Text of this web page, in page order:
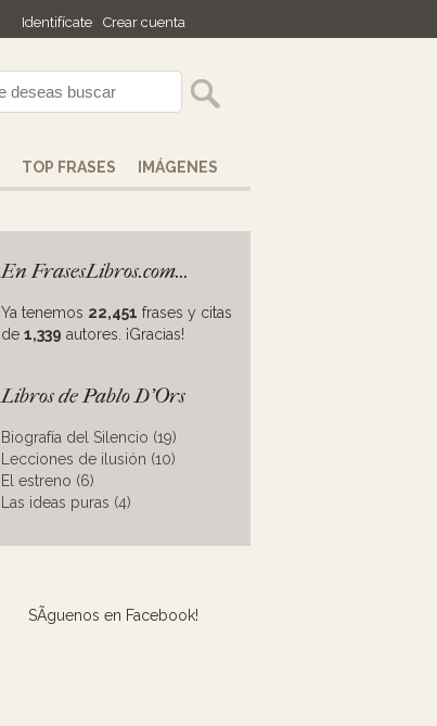
Identifícate Crear cuenta
TOP FRASES IMÁGENES
En FrasesLibros.com...
Ya tenemos 22,451 frases y citas
de 1,339 autores. ¡Gracias!
Libros de Pablo D’Ors
Biografía del Silencio (19)
Lecciones de ilusión (10)
El estreno (6)
Las ideas puras (4)
SÃ­guenos en Facebook!